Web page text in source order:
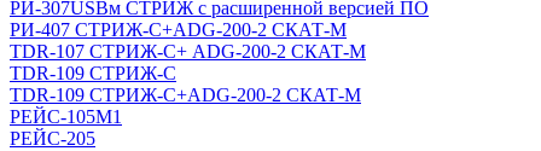
РИ-307USBм СТРИЖ с расширенной версией ПО
РИ-407 СТРИЖ-С+ADG-200-2 СКАТ-М
TDR-107 СТРИЖ-С+ ADG-200-2 СКАТ-М
TDR-109 СТРИЖ-С
TDR-109 СТРИЖ-С+ADG-200-2 СКАТ-М
РЕЙС-105М1
РЕЙС-205